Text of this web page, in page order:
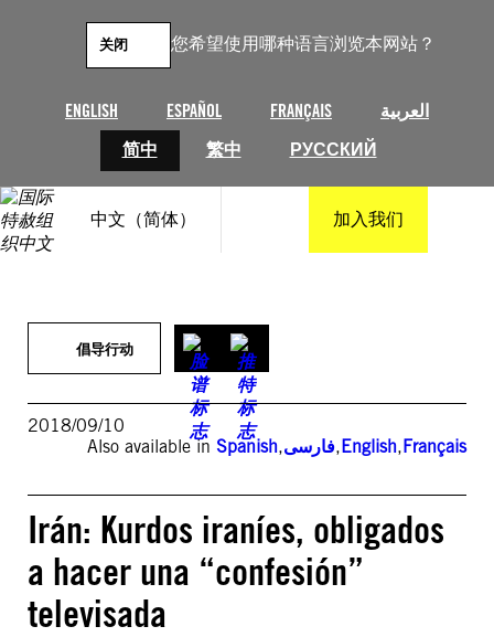
您希望使用哪种语言浏览本网站？
ENGLISH ESPAÑOL FRANÇAIS
العربية
简中
繁中 РУССКИЙ
关闭
中文（简体） 加入我们
倡导行动
2018/09/10
Also available in Spanish,فارسی,English,Français
Irán: Kurdos iraníes, obligados
a hacer una “confesión”
televisada